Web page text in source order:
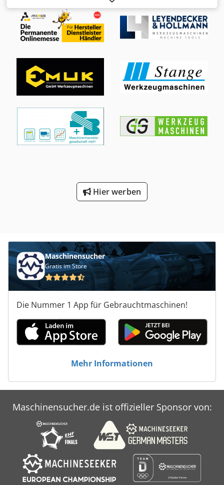
SINUMERIK 840 Lagerort: Halberstadt Ursprungsland:
Germany X-Weg: 16000 mm Y-Weg: 5150 mm Z-Weg: 1600
mm W-Achse: 2100 mm V - Achse: 2000 mm B-Achse: 0 -
360 ° Credjyagidspfx Adwjf Spindeldurchmesser: 200 mm
50 Drehzahl: 1000 U/min Rundtischdurchmesser: 3500 x
3000 mm Zusatzinformationen: inkl. Winkelkopf Maschine
kann unter Strom besichtigt werden.
Hier werben
Maschinensucher
Gratis im Store
Die Nummer 1 App für Gebrauchtmaschinen!
Mehr Informationen
Maschinensucher.de ist offizieller Sponsor von: